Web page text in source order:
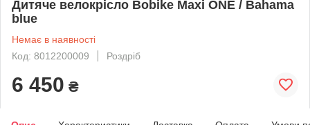
Дитяче велокрісло Bobike Maxi ONE / Bahama
blue
Немає в наявності
Код: 8012200009
Роздріб
6 450 ₴